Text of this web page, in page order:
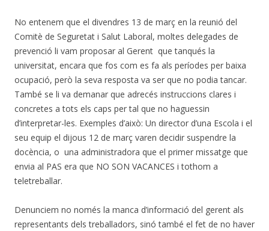
No entenem que el divendres 13 de març en la reunió del
Comitè de Seguretat i Salut Laboral, moltes delegades de
prevenció li vam proposar al Gerent que tanqués la
universitat, encara que fos com es fa als períodes per baixa
ocupació, però la seva resposta va ser que no podia tancar.
També se li va demanar que adrecés instruccions clares i
concretes a tots els caps per tal que no haguessin
d’interpretar-les. Exemples d’això: Un director d’una Escola i el
seu equip el dijous 12 de març varen decidir suspendre la
docència, o una administradora que el primer missatge que
envia al PAS era que NO SON VACANCES i tothom a
teletreballar.
Denunciem no només la manca d’informació del gerent als
representants dels treballadors, sinó també el fet de no haver